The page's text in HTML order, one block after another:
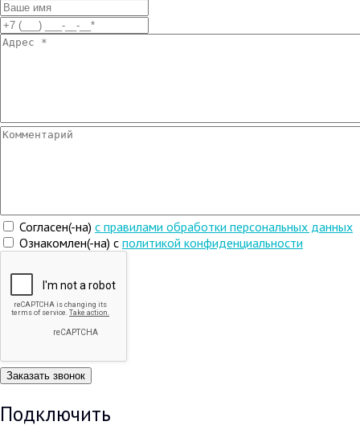
Согласен(-на) c правилами обработки персональных данных
Ознакомлен(-на) с политикой конфиденциальности
Подключить